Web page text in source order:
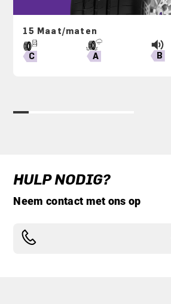
15 Maat/maten
C A B
HULP NODIG?
Neem contact met ons op